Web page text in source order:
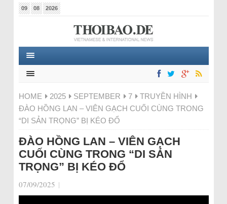
09 08 2026
HOME 2025 SEPTEMBER 7
TRUYỀN HÌNH
ĐÀO HỒNG LAN – VIÊN GẠCH CUỐI CÙNG TRONG
“DI SẢN TRỌNG” BỊ KÉO ĐỔ
ĐÀO HỒNG LAN – VIÊN GẠCH
CUỐI CÙNG TRONG “DI SẢN
TRỌNG” BỊ KÉO ĐỔ
07/09/2025 |